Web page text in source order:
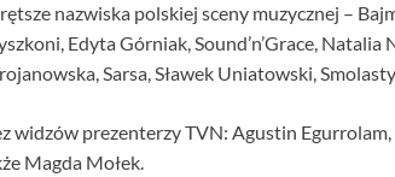
nazwiska polskiej sceny muzycznej –
Edyta Górniak, Sound’n’Grace, Natalia
Sarsa, Sławek Uniatowski,
widzów prezenterzy TVN: Agustin Egurrolam,
Magda Mołek.